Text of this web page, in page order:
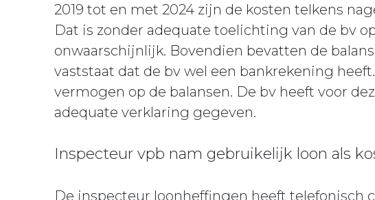
2019 tot en met 2024 zijn de kosten telkens
Dat is zonder adequate toelichting van de bv
onwaarschijnlijk. Bovendien bevatten de
vaststaat dat de bv wel een bankrekening
vermogen op de balansen. De bv heeft voor
adequate verklaring gegeven.
Inspecteur vpb nam gebruikelijk loon als
De inspecteur loonheffingen heeft telefonisch